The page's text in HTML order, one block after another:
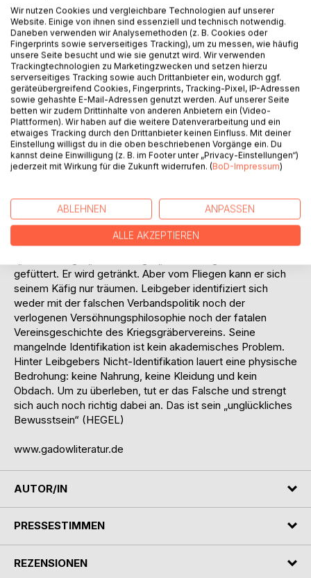
BESCHREIBUNG
Leibgeber agiert als Leimrute für die Spendenakquise,
Lautsprecher für die Öffentlichkeitsarbeit und Lockvogel
für die Mitarbeitergewinnung beim Kriegsgräberverein.
Landmarken seines Geschäftsgebietes sind die NS-
Ordensburg Vogelsang, das KdF-Hotel in Waldbröl, das
Führerhauptquartier Felsennest in Bad Münstereifel, die
Arno-Breker=Ausstellung auf Schloss Nörvenich, das
Soldatengrab von Generalfeldmarschall Walter Model im
Buchenwald, August Bender, nahe Düren und das Grab von
Hitlers Euthanasiebeauftragten Prof. Karl Brandt im
Bergischen Land. In das graue Gefieder seiner An-züge
gekleidet, plappert er wie ein Papagei Vereinsparolen nach
gefüttert. Er wird getränkt. Aber vom Fliegen kann er sich
seinem Käfig nur träumen. Leibgeber identifiziert sich
weder mit der falschen Verbandspolitik noch der
verlogenen Versöhnungsphilosophie noch der fatalen
Vereinsgeschichte des Kriegsgräbervereins. Seine
mangelnde Identifikation ist kein akademisches Problem.
Hinter Leibgebers Nicht-Identifikation lauert eine physische
Bedrohung: keine Nahrung, keine Kleidung und kein
Obdach. Um zu überleben, tut er das Falsche und strengt
sich auch noch richtig dabei an. Das ist sein „unglückliches
Bewusstsein“ (HEGEL)
www.gadowliteratur.de
AUTOR/IN
PRESSESTIMMEN
REZENSIONEN
Wir nutzen Cookies und vergleichbare Technologien auf unserer
Website. Einige von ihnen sind essenziell und technisch notwendig.
Daneben verwenden wir Analysemethoden (z. B. Cookies oder
Fingerprints sowie serverseitiges Tracking), um zu messen, wie häufig
unsere Seite besucht und wie sie genutzt wird. Wir verwenden
Trackingtechnologien zu Marketingzwecken und setzen hierzu
serverseitiges Tracking sowie auch Drittanbieter ein, wodurch ggf.
geräteübergreifend Cookies, Fingerprints, Tracking-Pixel, IP-Adressen
sowie gehashte E-Mail-Adressen genutzt werden. Auf unserer Seite
betten wir zudem Drittinhalte von anderen Anbietern ein (Video-
Plattformen). Wir haben auf die weitere Datenverarbeitung und ein
etwaiges Tracking durch den Drittanbieter keinen Einfluss. Mit deiner
Einstellung willigst du in die oben beschriebenen Vorgänge ein. Du
kannst deine Einwilligung (z. B. im Footer unter „Privacy-Einstellungen“)
jederzeit mit Wirkung für die Zukunft widerrufen. (BoD-Impressum)
ABLEHNEN ANPASSEN
ALLE AKZEPTIEREN